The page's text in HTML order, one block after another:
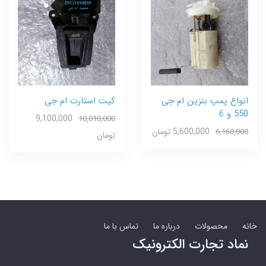
انواع پمپ بنزین ام جی
550 و 6
6,160,000 5,600,000 تومان
کیت استارت ام جی
10,010,000
9,100,000
تومان
خانه محصولات درباره ما تماس با ما
نماد تجارت الکترونیک